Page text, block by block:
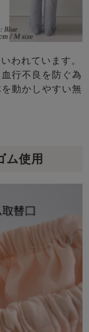
われています。
行不良を防ぐ為
動かしやすい無
ム使用